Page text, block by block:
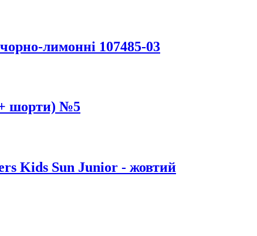
лимонні 107485-03
+ шорти) №5
Kids Sun Junior - жовтий